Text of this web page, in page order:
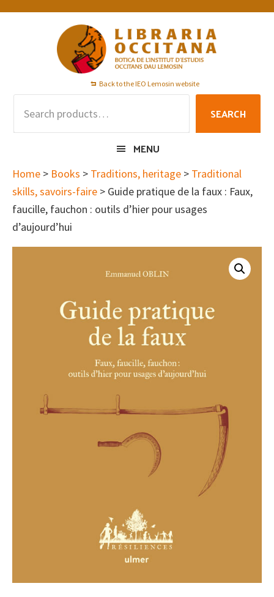
Skip
Skip
Skip
Back to the IEO Lemosin website
SEARCH
MENU
Home > Books > Traditions, heritage > Traditional
skills, savoirs-faire > Guide pratique de la faux : Faux,
faucille, fauchon : outils d’hier pour usages
d’aujourd’hui